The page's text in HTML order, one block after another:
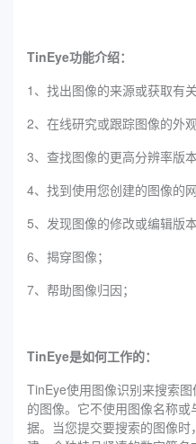
TinEye功能介绍：
1、找出图像的来源或获取有
2、在线研究或跟踪图像的外观
3、查找图像的更高分辨率版本
4、找到使用您创建的图像的网
5、发现图像的修改或编辑版本
6、揭穿图像；
7、帮助图像归因；
TinEye是如何工作的：
TinEye使用图像识别来搜索
的图像。它不使用图像名称
据。当您提交要搜索的图像